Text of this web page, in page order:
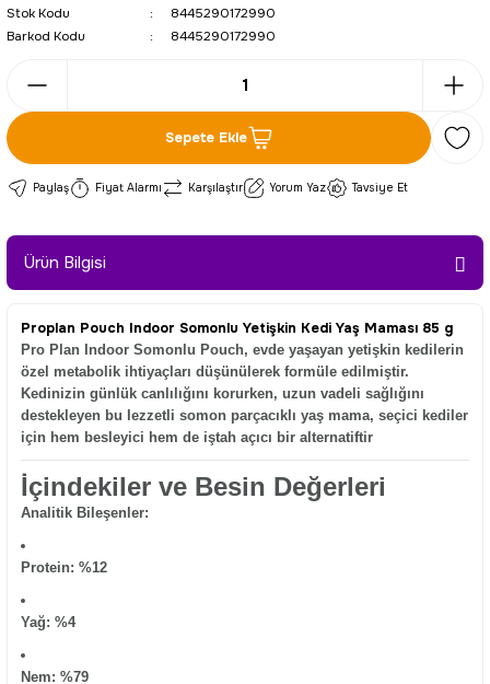
Stok Kodu
8445290172990
Barkod Kodu
8445290172990
Sepete Ekle
Paylaş Fiyat Alarmı Karşılaştır Yorum Yaz Tavsiye Et
Ürün Bilgisi
Proplan Pouch Indoor Somonlu Yetişkin Kedi Yaş Maması 85 g
Pro Plan Indoor Somonlu Pouch, evde yaşayan yetişkin kedilerin
özel metabolik ihtiyaçları düşünülerek formüle edilmiştir.
Kedinizin günlük canlılığını korurken, uzun vadeli sağlığını
destekleyen bu lezzetli somon parçacıklı yaş mama, seçici kediler
için hem besleyici hem de iştah açıcı bir alternatiftir
İçindekiler ve Besin Değerleri
Analitik Bileşenler:
Protein: %12
Yağ: %4
Nem: %79